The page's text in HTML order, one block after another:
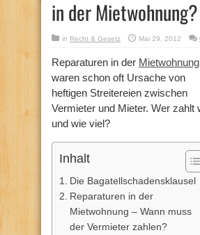
in der Mietwohnung?
in Recht & Gesetz Mai 29, 2012
Reparaturen in der Mietwohnung
waren schon oft Ursache von
heftigen Streitereien zwischen
Vermieter und Mieter. Wer zahlt
und wie viel?
Inhalt
Die Bagatellschadensklausel
Reparaturen in der
Mietwohnung – Wann muss
der Vermieter zahlen?